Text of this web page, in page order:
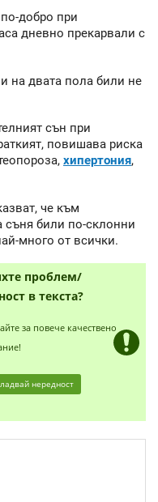
добро при
дневно прекарвали с
на двата пола били не
сън при
повишава риска
хипертония,
че към
съня били по-склонни
много от всички.
проблем/
в текста?
за повече качествено
нередност